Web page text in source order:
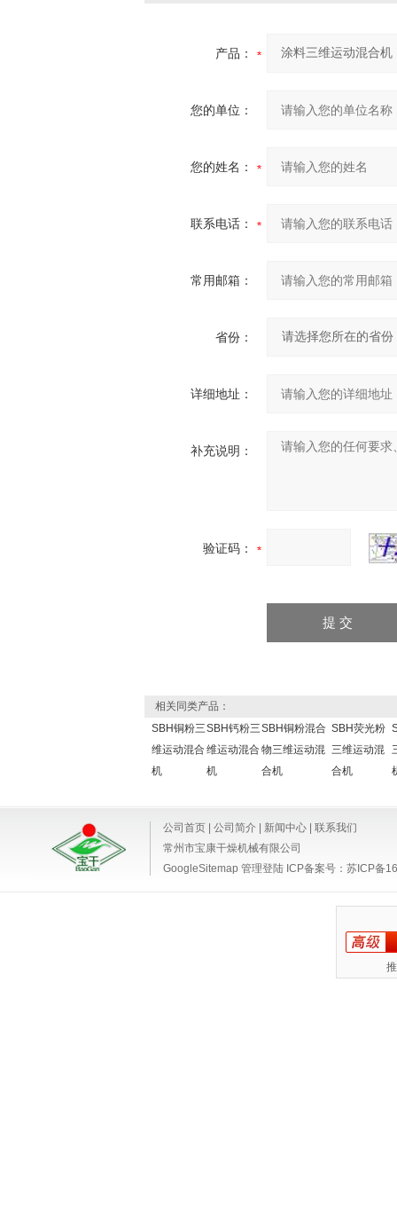
产品：
您的单位：
您的姓名：
联系电话：
常用邮箱：
省份：
详细地址：
补充说明：
验证码：
相关同类产品：
SBH铜粉三
维运动混合
机
SBH钙粉三
维运动混合
机
SBH铜粉混合
物三维运动混
合机
SBH荧光粉
三维运动混
合机
公司首页 公司简介 新闻中心
联系我们
常州市宝康干燥机械有限公司
GoogleSitemap 管理登陆 ICP备案号： 苏ICP备